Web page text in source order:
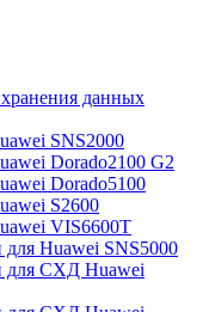
данных
SNS2000
Dorado2100 G2
Dorado5100
S2600
VIS6600T
Huawei SNS5000
для СХД Huawei